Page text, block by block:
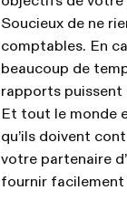
Soucieux de ne
comptables. En
beaucoup de
rapports puissent
Et tout le monde
qu’ils doivent
votre partenaire
fournir facilement